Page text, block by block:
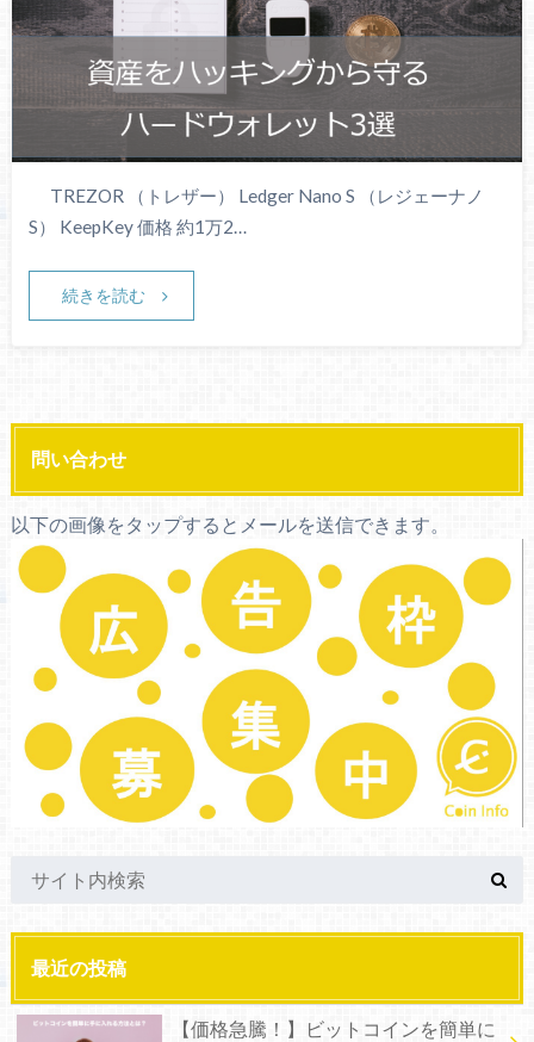
TREZOR （トレザー） Ledger Nano S （レジェーナノ
S） KeepKey 価格 約1万2…
続きを読む
問い合わせ
以下の画像をタップするとメールを送信できます。
最近の投稿
【価格急騰！】ビットコインを簡単に